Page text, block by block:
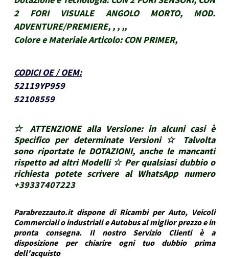
2 FORI VISUALE ANGOLO MORTO, MOD.
ADVENTURE/PREMIERE, , , ,,
Colore e Materiale Articolo: CON PRIMER,
CODICI OE / OEM:
52119YP959
52108559
☆ ATTENZIONE alla Versione: in alcuni casi è
Specifico per determinate Versioni ☆ Talvolta
sono riportate le DOTAZIONI, anche le mancanti
rispetto ad altri Modelli ☆ Per qualsiasi dubbio o
richiesta potete scrivere al WhatsApp numero
+39337407223
Parabrezzauto.it dispone di Ricambi per Auto, Veicoli
Commerciali o industriali e Autobus al miglior prezzo e in
pronta consegna. Il nostro Servizio Clienti è a
disposizione per chiarire ogni tuo dubbio prima
dell'acquisto